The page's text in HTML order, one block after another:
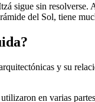
sigue sin
del Sol, tiene
y su
en varias